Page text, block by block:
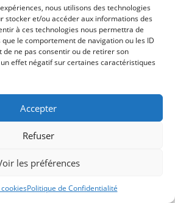
nous utilisons des technologies
stocker et/ou accéder aux informations des
à ces technologies nous permettra de
le comportement de navigation ou les ID
de ne pas consentir ou de retirer son
effet négatif sur certaines caractéristiques
Accepter
Refuser
les préférences
Politique de Confidentialité
ue